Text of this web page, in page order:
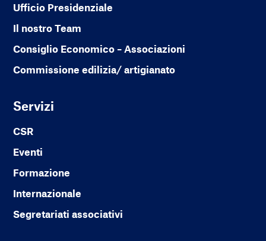
Ufficio Presidenziale
Il nostro Team
Consiglio Economico – Associazioni
Commissione edilizia/ artigianato
Servizi
CSR
Eventi
Formazione
Internazionale
Segretariati associativi